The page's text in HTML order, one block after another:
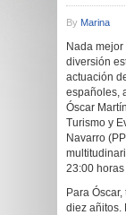
By Marina
Nada
diversión
actuación
españoles,
Óscar
Turismo y
Navarro
23:00
Para
diez añitos.